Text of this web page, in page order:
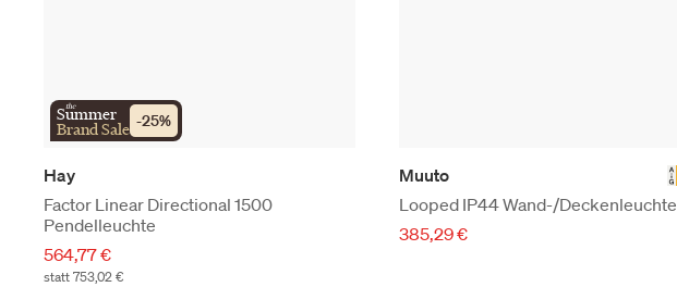
the
Summer
Brand Sale -25%
Hay
Factor Linear Directional 1500
Pendelleuchte
564,77 €
statt 753,02 €
Muuto
Looped IP44 Wand-/Deckenleuchte
385,29 €